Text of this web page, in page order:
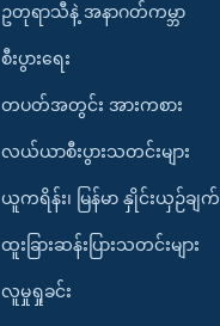
ဥတုရာသီနဲ့ အနာဂတ်ကမ္ဘာ
စီးပွားရေး
တပတ်အတွင်း အားကစား
လယ်ယာစီးပွားသတင်းများ
ယူကရိန်း၊ မြန်မာ နှိုင်းယှဉ်ချက်
ထူးခြားဆန်းပြားသတင်းများ
လူမှုရှုခင်း